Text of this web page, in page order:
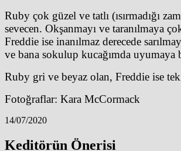
Ruby çok güzel ve tatlı (ısırmadığı
sevecen. Okşanmayı ve taranılmaya
Freddie ise inanılmaz derecede
ve bana sokulup kucağımda uyumaya
Ruby gri ve beyaz olan, Freddie ise
Fotoğraflar: Kara McCormack
14/07/2020
Keditörün Önerisi